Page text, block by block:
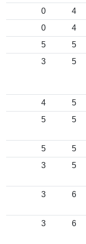
4
0
4
0
5
5
5
3
5
4
5
5
5
5
5
3
6
3
6
3